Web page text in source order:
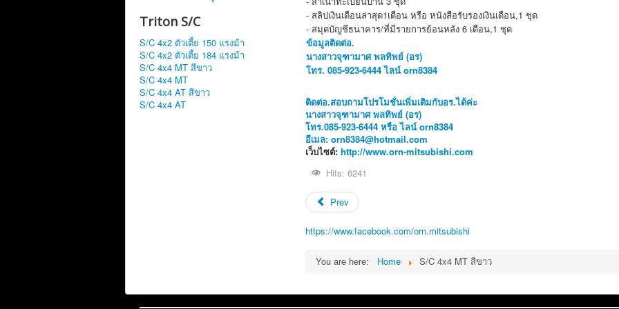
Triton S/C
S/C 4x2 ตัวเตี้ย 150 แรงม้า
S/C 4x2 ตัวเตี้ย 184 แรงม้า
S/C 4x4 MT สีขาว
S/C 4x4 MT
S/C 4x4 AT สีขาว
S/C 4x4 AT
- สลิปเงินเดือนล่าสุด1เดือน หรือ หนังสือรับรองเงินเดือน,1 ชุด
- สมุดบัญชีธนาคาร/ที่มีรายการย้อนหลัง 6 เดือน,1 ชุด
ข้อมูลติดต่อ.
นางสาวจุฑามาศ พลทิพย์ (อร)
โทร. 085-923-6444 ไลน์ orn8384
ติดต่อ.สอบถามโปรโมชั่นเพิ่มเติมกับอร.ได้ค่ะ
นางสาวจุฑามาศ พลทิพย์ (อร)
โทร.085-923-6444 หรือ ไลน์ orn8384
อีเมล: orn8384@hotmail.com
เว็บไซต์: http://www.orn-mitsubishi.com
Hits: 6241
Prev
https://www.facebook.com/orn.mitsubishi
You are here: Home S/C 4x4 MT สีขาว